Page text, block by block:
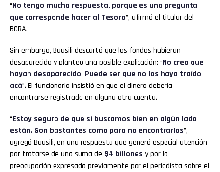
“No tengo mucha respuesta, porque es una pregunta
que corresponde hacer al Tesoro”, afirmó el titular del
BCRA.
Sin embargo, Bausili descartó que los fondos hubieran
desaparecido y planteó una posible explicación: “No creo que
hayan desaparecido. Puede ser que no los haya traído
acá”. El funcionario insistió en que el dinero debería
encontrarse registrado en alguna otra cuenta.
“Estoy seguro de que si buscamos bien en algún lado
están. Son bastantes como para no encontrarlos”,
agregó Bausili, en una respuesta que generó especial atención
por tratarse de una suma de $4 billones y por la
preocupación expresada previamente por el periodista sobre el